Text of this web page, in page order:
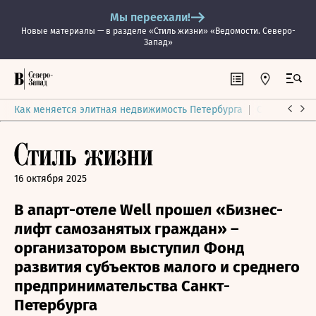
Мы переехали!
Новые материалы — в разделе «Стиль жизни» «Ведомости. Северо-
Запад»
Как меняется элитная недвижимость Петербурга Ситуация
16 октября 2025
В апарт-отеле Well прошел «Бизнес-
лифт самозанятых граждан» –
организатором выступил Фонд
развития субъектов малого и среднего
предпринимательства Санкт-
Петербурга